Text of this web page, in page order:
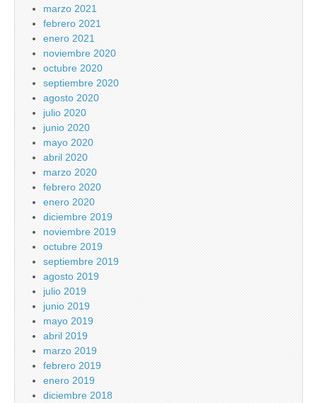
marzo 2021
febrero 2021
enero 2021
noviembre 2020
octubre 2020
septiembre 2020
agosto 2020
julio 2020
junio 2020
mayo 2020
abril 2020
marzo 2020
febrero 2020
enero 2020
diciembre 2019
noviembre 2019
octubre 2019
septiembre 2019
agosto 2019
julio 2019
junio 2019
mayo 2019
abril 2019
marzo 2019
febrero 2019
enero 2019
diciembre 2018